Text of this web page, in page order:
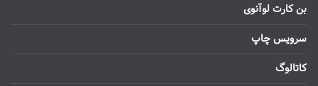
بن کارت لوآنوی
سرویس چاپ
کاتالوگ